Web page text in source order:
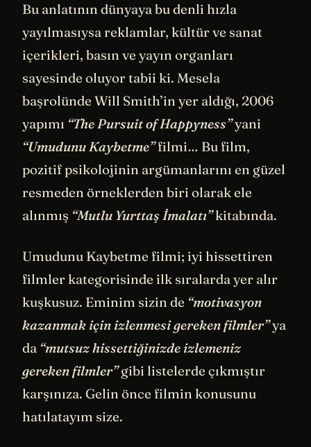
Bu anlatının dünyaya bu denli hızla
yayılmasıysa reklamlar, kültür ve sanat
içerikleri, basın ve yayın organları
sayesinde oluyor tabii ki. Mesela
başrolünde Will Smith’in yer aldığı, 2006
yapımı “The Pursuit of Happyness”yani
“Umudunu Kaybetme”filmi… Bu film,
pozitif psikolojinin argümanlarını en güzel
resmeden örneklerden biri olarak ele
alınmış “Mutlu Yurttaş İmalatı”kitabında.
Umudunu Kaybetme filmi; iyi hissettiren
filmler kategorisinde ilk sıralarda yer alır
kuşkusuz. Eminim sizin de “motivasyon
kazanmak için izlenmesi gereken filmler”ya
da “mutsuz hissettiğinizde izlemeniz
gereken filmler”gibi listelerde çıkmıştır
karşınıza. Gelin önce filmin konusunu
hatılatayım size.